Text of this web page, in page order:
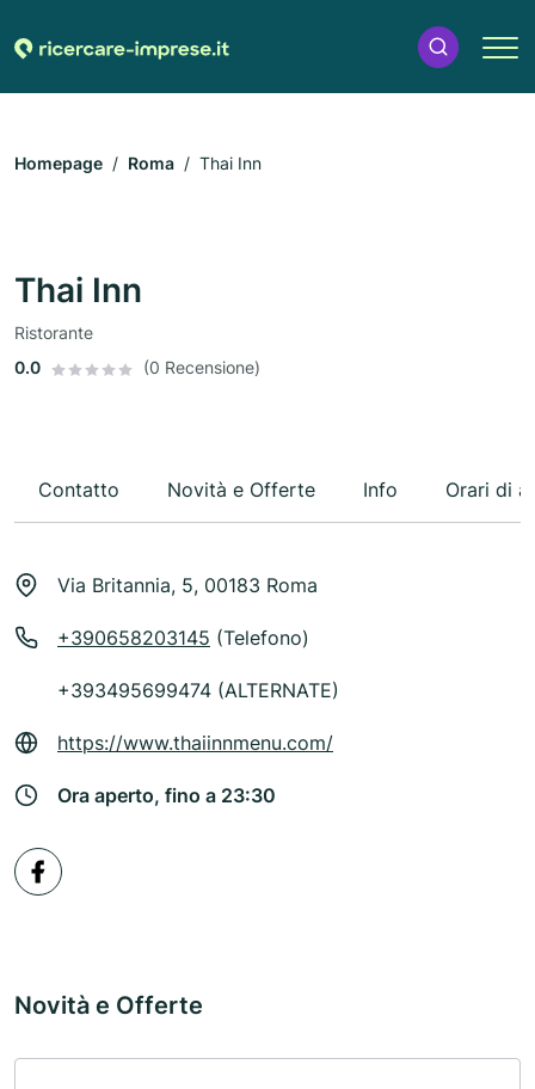
Homepage Roma Thai Inn
Thai Inn
Ristorante
0.0
(0 Recensione)
Contatto Novità e Offerte Info Orari di
Via Britannia, 5, 00183 Roma
+390658203145 (Telefono)
+393495699474 (ALTERNATE)
https://www.thaiinnmenu.com/
Ora aperto, fino a 23:30
Novità e Offerte